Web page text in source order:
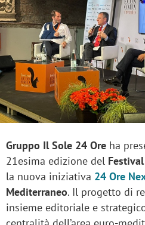
Gruppo Il Sole 24 Ore ha
21esima edizione del
la nuova iniziativa 24 Ore
Mediterraneo. Il progetto di
insieme editoriale e